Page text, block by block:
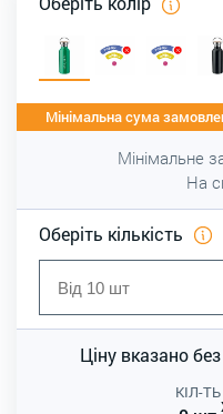
Мінімальна сума
Мінімальне
На
Оберіть кількість
Ціну вказано
КІЛ-ТЬ